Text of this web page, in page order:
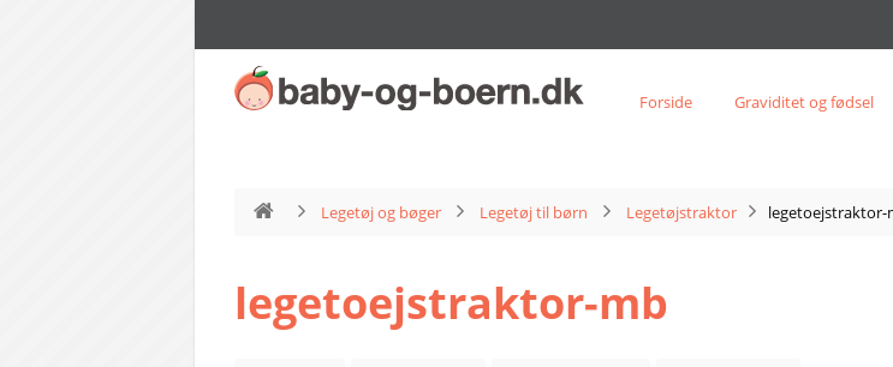
Forside Graviditet og fødsel
Legetøj og bøger Legetøj til børn Legetøjstraktor legetoejstraktor-
legetoejstraktor-mb